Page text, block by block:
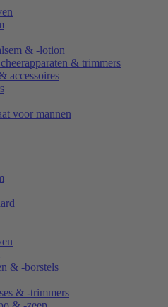
& -lotion
& trimmers
accessoires
voor mannen
& -borstels
& -trimmers